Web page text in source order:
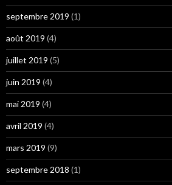
septembre 2019 (1)
août 2019 (4)
juillet 2019 (5)
juin 2019 (4)
mai 2019 (4)
avril 2019 (4)
mars 2019 (9)
septembre 2018 (1)